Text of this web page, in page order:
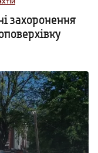
захоронення